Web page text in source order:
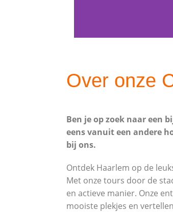
Over onze
Ben je op zoek naar een
eens vanuit een andere
bij ons.
Ontdek Haarlem op de
Met onze tours door de
en actieve manier. Onze
mooiste plekjes en